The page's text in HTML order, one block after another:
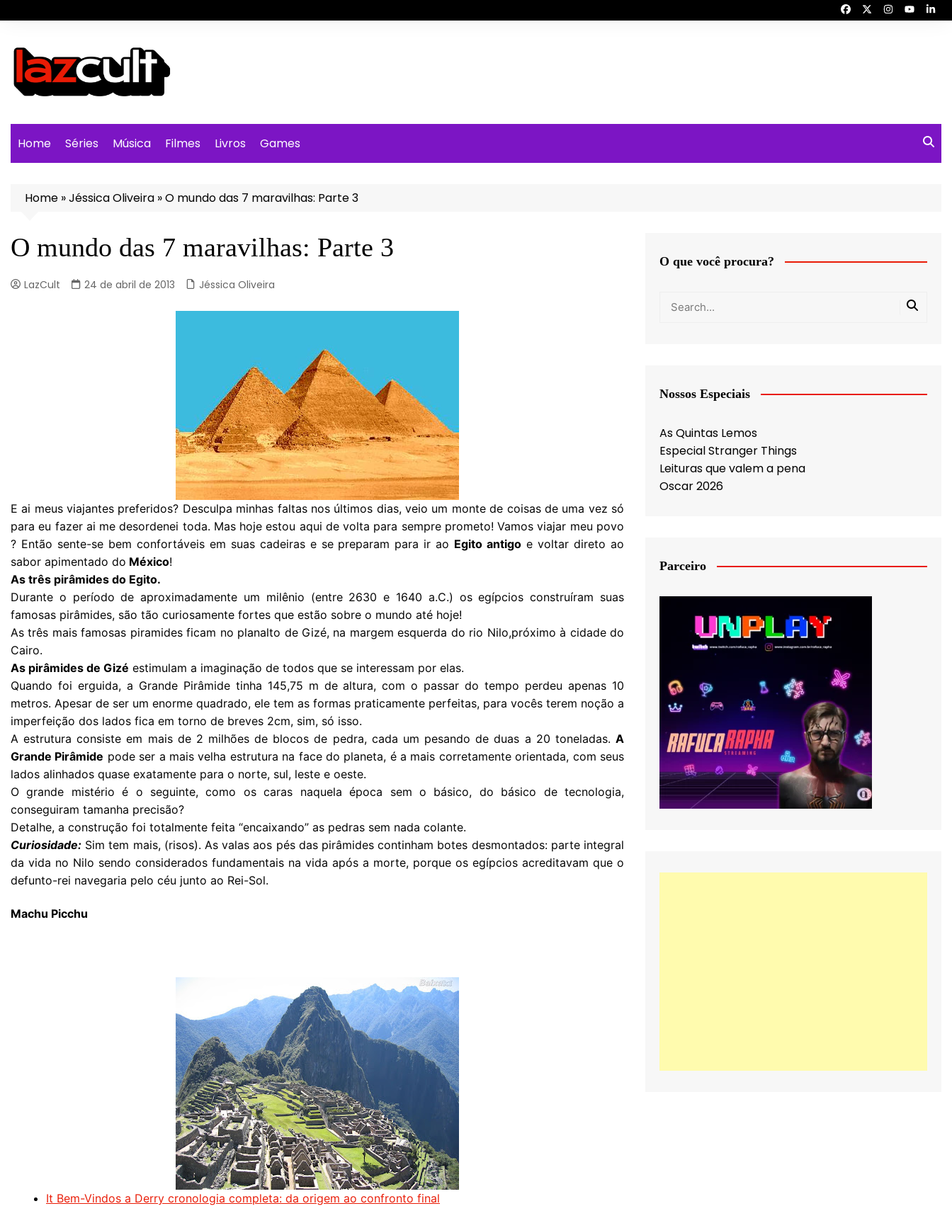
para
conteúdo
Home Séries Música Filmes Livros Games
Home »Jéssica Oliveira »O mundo das 7 maravilhas: Parte 3
O mundo das 7 maravilhas: Parte 3
LazCult 24 de abril de 2013 Jéssica Oliveira
E ai meus viajantes preferidos? Desculpa minhas faltas nos últimos dias, veio um monte de coisas de uma vez só
para eu fazer ai me desordenei toda. Mas hoje estou aqui de volta para sempre prometo! Vamos viajar meu povo
? Então sente-se bem confortáveis em suas cadeiras e se preparam para ir ao Egito antigo e voltar direto ao
sabor apimentado do México!
As três pirâmides do Egito.
Durante o período de aproximadamente um milênio (entre 2630 e 1640 a.C.) os egípcios construíram suas
famosas pirâmides, são tão curiosamente fortes que estão sobre o mundo até hoje!
As três mais famosas piramides ficam no planalto de Gizé, na margem esquerda do rio Nilo,próximo à cidade do
Cairo.
As pirâmides de Gizé estimulam a imaginação de todos que se interessam por elas.
Quando foi erguida, a Grande Pirâmide tinha 145,75 m de altura, com o passar do tempo perdeu apenas 10
metros. Apesar de ser um enorme quadrado, ele tem as formas praticamente perfeitas, para vocês terem noção a
imperfeição dos lados fica em torno de breves 2cm, sim, só isso.
A estrutura consiste em mais de 2 milhões de blocos de pedra, cada um pesando de duas a 20 toneladas. A
Grande Pirâmide pode ser a mais velha estrutura na face do planeta, é a mais corretamente orientada, com seus
lados alinhados quase exatamente para o norte, sul, leste e oeste.
O grande mistério é o seguinte, como os caras naquela época sem o básico, do básico de tecnologia,
conseguiram tamanha precisão?
Detalhe, a construção foi totalmente feita “encaixando” as pedras sem nada colante.
Curiosidade: Sim tem mais, (risos). As valas aos pés das pirâmides continham botes desmontados: parte integral
da vida no Nilo sendo considerados fundamentais na vida após a morte, porque os egípcios acreditavam que o
defunto-rei navegaria pelo céu junto ao Rei-Sol.
Machu Picchu
It Bem-Vindos a Derry cronologia completa: da origem ao confronto final
O que você procura?
Nossos Especiais
As Quintas Lemos
Especial Stranger Things
Leituras que valem a pena
Oscar 2026
Parceiro